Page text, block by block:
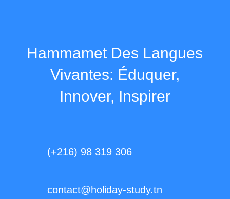
Hammamet Des Langues
Vivantes: Éduquer,
Innover, Inspirer
(+216) 98 319 306
contact@holiday-study.tn